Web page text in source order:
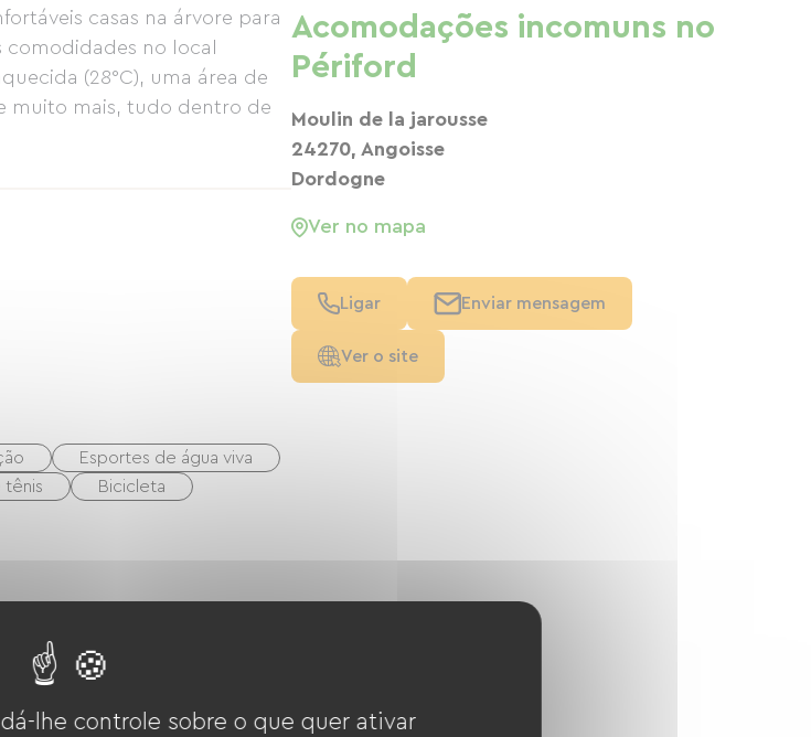
​​casas na árvore para
no local
(28°C), uma área de
muito mais, tudo dentro de
Esportes de água viva
tênis
Bicicleta
Acomodações incomuns no
Périford
Moulin de la jarousse
24270, Angoisse
Dordogne
Ver no mapa
Ligar Enviar mensagem
Ver o site
lhe controle sobre o que quer ativar